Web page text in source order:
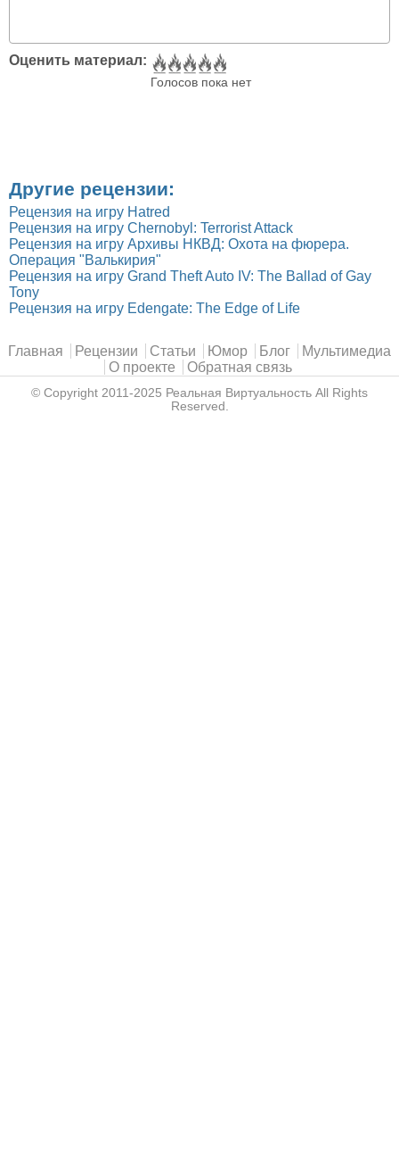
Оценить материал:
Голосов пока нет
Другие рецензии:
Рецензия на игру Hatred
Рецензия на игру Chernobyl: Terrorist Attack
Рецензия на игру Архивы НКВД: Охота на фюрера.
Операция "Валькирия"
Рецензия на игру Grand Theft Auto IV: The Ballad of Gay
Tony
Рецензия на игру Edengate: The Edge of Life
Главное меню
Главная Рецензии Статьи Юмор Блог
Мультимедиа
О проекте
Обратная связь
© Copyright 2011-2025 Реальная Виртуальность All Rights
Reserved.